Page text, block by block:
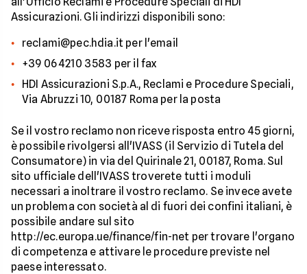
Assicurazioni. Gli indirizzi disponibili sono:
reclami@pec.hdia.it per l'email
+39 06 4210 3583 per il fax
HDI Assicurazioni S.p.A., Reclami e Procedure Speciali,
Via Abruzzi 10, 00187 Roma per la posta
Se il vostro reclamo non riceve risposta entro 45 giorni,
è possibile rivolgersi all'IVASS (il Servizio di Tutela del
Consumatore) in via del Quirinale 21, 00187, Roma. Sul
sito ufficiale dell'IVASS troverete tutti i moduli
necessari a inoltrare il vostro reclamo. Se invece avete
un problema con società al di fuori dei confini italiani, è
possibile andare sul sito
http://ec.europa.ue/finance/fin-net per trovare l'organo
di competenza e attivare le procedure previste nel
paese interessato.